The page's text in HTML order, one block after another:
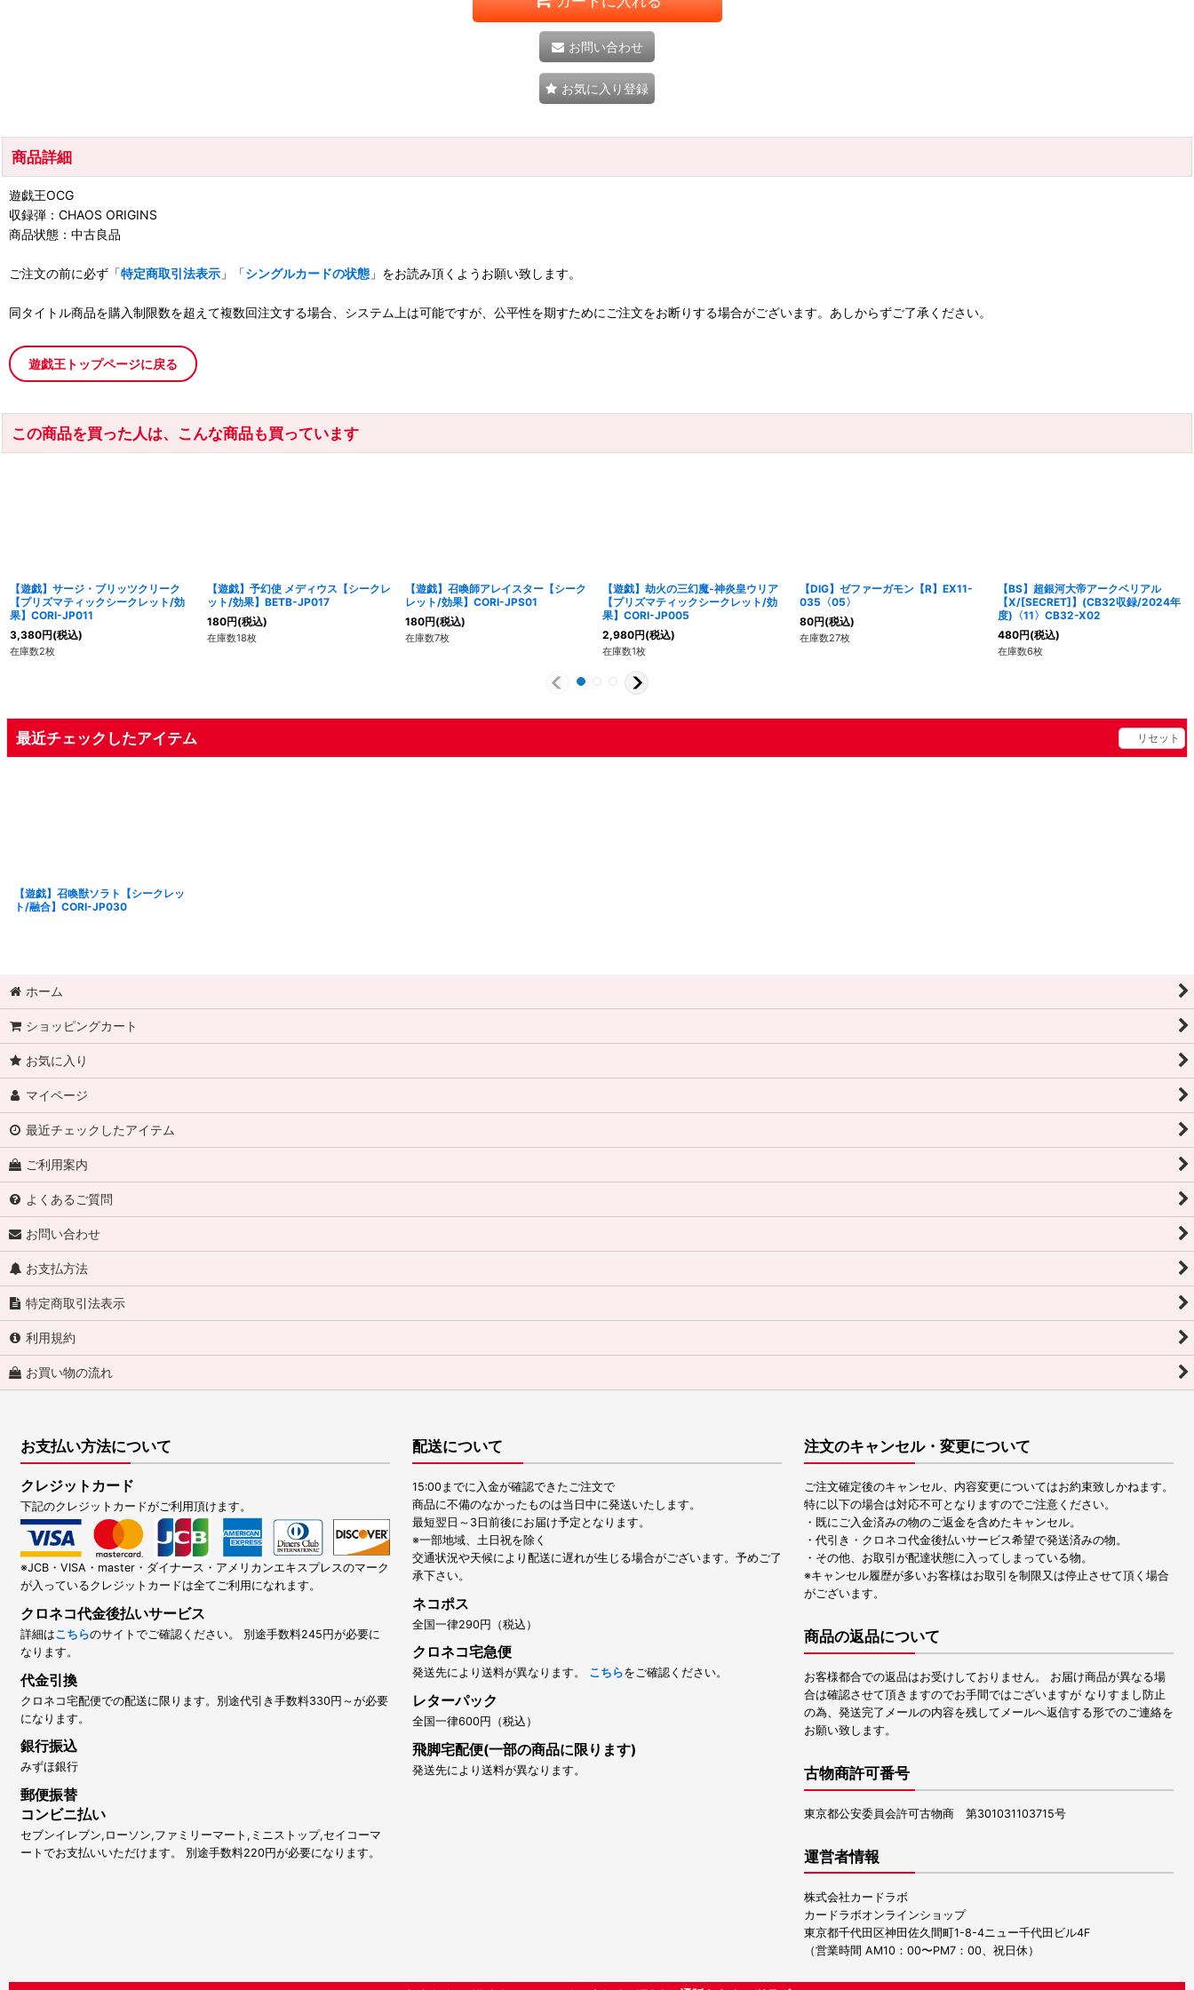
お問い合わせ
お気に入り登録
商品詳細
遊戯王OCG
収録弾：CHAOS ORIGINS
商品状態：中古良品
ご注文の前に必ず「特定商取引法表示 」「シングルカードの状態 」をお読み頂くようお願い致します。
同タイトル商品を購入制限数を超えて複数回注文する場合、システム上は可能ですが、公平性を期すためにご注文をお断りする場合がございます。あしからずご了承ください。
遊戯王トップページに戻る
この商品を買った人は、こんな商品も買っています
【遊戯】サージ・ブリッツクリーク
【プリズマティックシークレット/効
果】CORI-JP011
3,380円(税込)
在庫数2枚
【遊戯】予幻使 メディウス【シークレ
ット/効果】BETB-JP017
180円(税込)
在庫数18枚
【遊戯】召喚師アレイスター【シーク
レット/効果】CORI-JPS01
180円(税込)
在庫数7枚
【遊戯】劫火の三幻魔-神炎皇ウリア
【プリズマティックシークレット/効
果】CORI-JP005
2,980円(税込)
在庫数1枚
【DIG】ゼファーガモン【R】EX11-
035〈05〉
80円(税込)
在庫数27枚
【BS】超銀河大帝アークベリアル
【X/[SECRET]】(CB32収録/2024年
度)〈11〉CB32-X02
480円(税込)
在庫数6枚
最近チェックしたアイテム リセット
【遊戯】召喚獣ソラト【シークレッ
ト/融合】CORI-JP030
ホーム
ショッピングカート
お気に入り
マイページ
最近チェックしたアイテム
ご利用案内
よくあるご質問
お問い合わせ
お支払方法
特定商取引法表示
利用規約
お買い物の流れ
お支払い方法について
クレジットカード
下記のクレジットカードがご利用頂けます。
※JCB・VISA・master・ダイナース・アメリカンエキスプレスのマーク
が入っているクレジットカードは全てご利用になれます。
クロネコ代金後払いサービス
詳細はこちらのサイトでご確認ください。 別途手数料245円が必要に
なります。
代金引換
クロネコ宅配便での配送に限ります。別途代引き手数料330円～が必要
になります。
銀行振込
みずほ銀行
郵便振替
コンビニ払い
セブンイレブン,ローソン,ファミリーマート,ミニストップ,セイコーマ
ートでお支払いいただけます。 別途手数料220円が必要になります。
配送について
15:00までに入金が確認できたご注文で
商品に不備のなかったものは当日中に発送いたします。
最短翌日～3日前後にお届け予定となります。
※一部地域、土日祝を除く
交通状況や天候により配送に遅れが生じる場合がございます。予めご了
承下さい。
ネコポス
全国一律290円（税込）
クロネコ宅急便
発送先により送料が異なります。 こちらをご確認ください。
レターパック
全国一律600円（税込）
飛脚宅配便(一部の商品に限ります)
発送先により送料が異なります。
注文のキャンセル・変更について
ご注文確定後のキャンセル、内容変更についてはお約束致しかねます。
特に以下の場合は対応不可となりますのでご注意ください。
・既にご入金済みの物のご返金を含めたキャンセル。
・代引き・クロネコ代金後払いサービス希望で発送済みの物。
・その他、お取引が配達状態に入ってしまっている物。
※キャンセル履歴が多いお客様はお取引を制限又は停止させて頂く場合
がございます。
商品の返品について
お客様都合での返品はお受けしておりません。 お届け商品が異なる場
合は確認させて頂きますのでお手間ではございますが なりすまし防止
の為、発送完了メールの内容を残してメールへ返信する形でのご連絡を
お願い致します。
古物商許可番号
東京都公安委員会許可古物商 第301031103715号
運営者情報
株式会社カードラボ
カードラボオンラインショップ
東京都千代田区神田佐久間町1-8-4ニュー千代田ビル4F
（営業時間 AM10：00〜PM7：00、祝日休）